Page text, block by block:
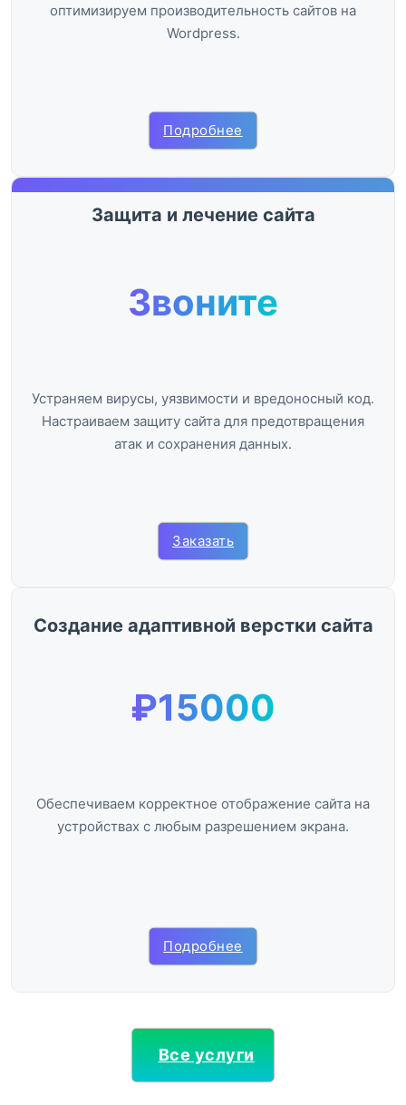
оптимизируем производительность сайтов на
Wordpress.
Подробнее
Защита и лечение сайта
Звоните
Устраняем вирусы, уязвимости и вредоносный код.
Настраиваем защиту сайта для предотвращения
атак и сохранения данных.
Заказать
Создание адаптивной верстки сайта
₽15000
Обеспечиваем корректное отображение сайта на
устройствах с любым разрешением экрана.
Подробнее
Все услуги